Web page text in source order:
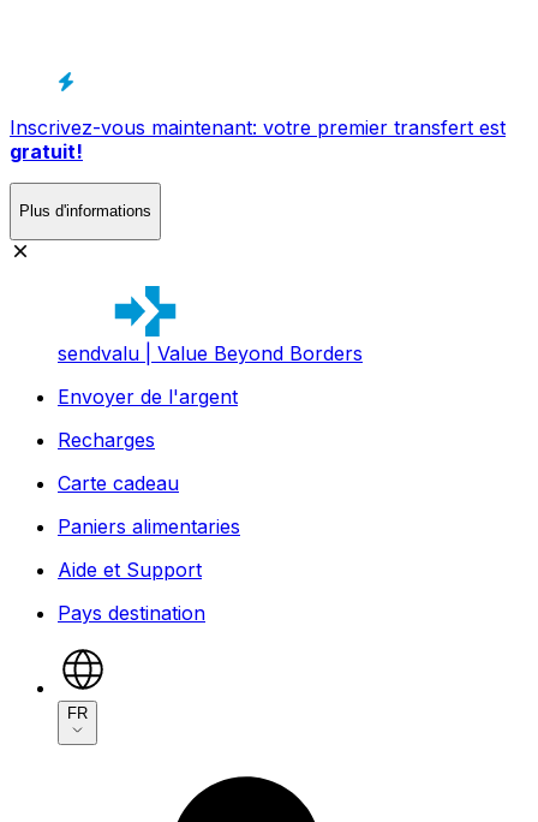
Inscrivez-vous maintenant: votre premier transfert est
gratuit!
Plus d'informations
sendvalu | Value Beyond Borders
Envoyer de l'argent
Recharges
Carte cadeau
Paniers alimentaries
Aide et Support
Pays destination
FR